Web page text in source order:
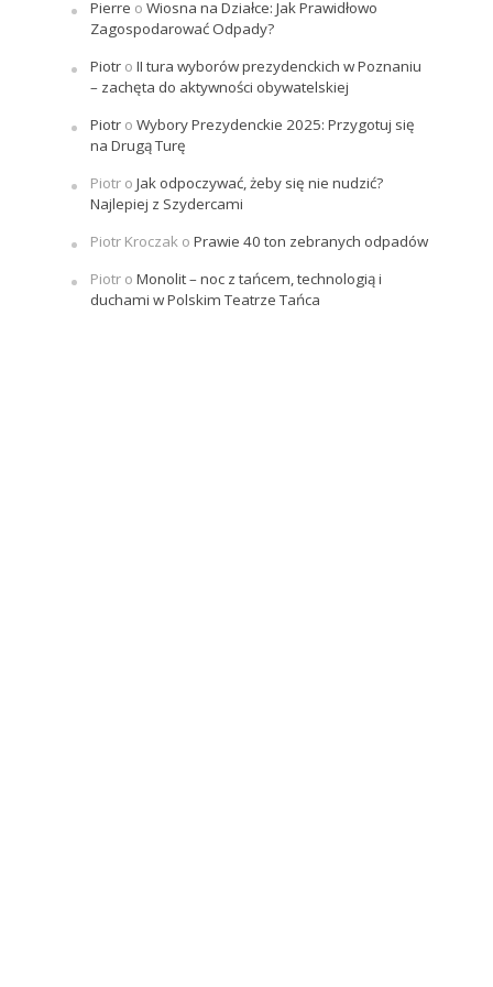
Pierre o Wiosna na Działce: Jak Prawidłowo
Zagospodarować Odpady?
Piotro II tura wyborów prezydenckich w Poznaniu
– zachęta do aktywności obywatelskiej
Piotro Wybory Prezydenckie 2025: Przygotuj się
na Drugą Turę
Piotro Jak odpoczywać, żeby się nie nudzić?
Najlepiej z Szydercami
Piotr Kroczak o Prawie 40 ton zebranych odpadów
Piotro Monolit – noc z tańcem, technologią i
duchami w Polskim Teatrze Tańca